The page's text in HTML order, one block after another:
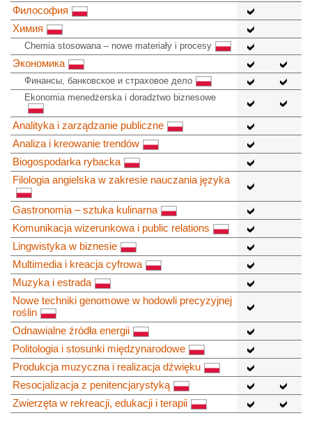
Философия
Химия
Chemia stosowana – nowe materiały i procesy
Экономика
Финансы, банковское и страховое дело
Ekonomia menedżerska i doradztwo biznesowe
Analityka i zarządzanie publiczne
Analiza i kreowanie trendów
Biogospodarka rybacka
Filologia angielska w zakresie nauczania języka
Gastronomia – sztuka kulinarna
Komunikacja wizerunkowa i public relations
Lingwistyka w biznesie
Multimedia i kreacja cyfrowa
Muzyka i estrada
Nowe techniki genomowe w hodowli precyzyjnej
roślin
Odnawialne źródła energii
Politologia i stosunki międzynarodowe
Produkcja muzyczna i realizacja dźwięku
Resocjalizacja z penitencjarystyką
Zwierzęta w rekreacji, edukacji i terapii